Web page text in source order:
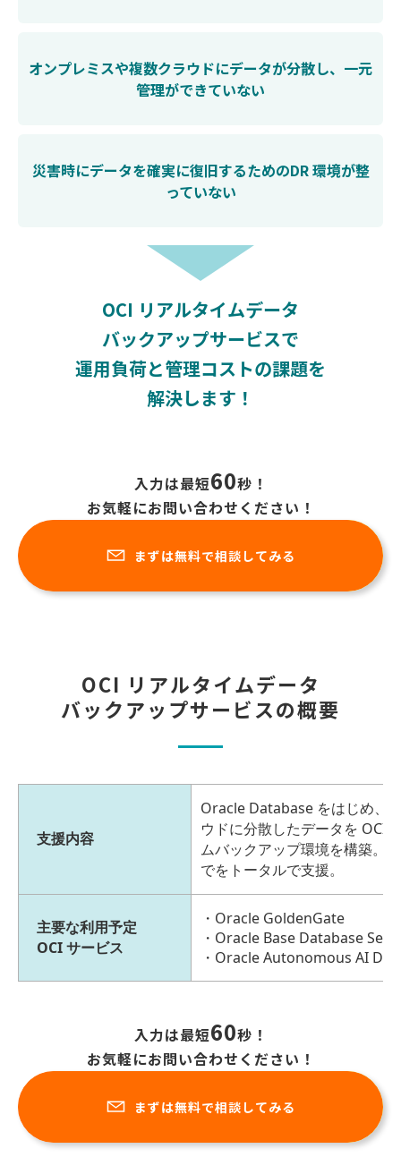
オンプレミスや複数クラウドにデータが分散し、 一元
管理ができていない
災害時にデータを確実に復旧するためのDR 環境が整
っていない
OCI リアルタイムデータ
バックアップサービスで
運用負荷と管理コストの課題を
解決します！
入力は最短60秒！
お気軽にお問い合わせください！
まずは無料で相談してみる
OCI リアルタイムデータ
バックアップサービスの概要
支援内容
Oracle Database をはじめ、
ウドに分散したデータを OCI
ムバックアップ環境を構築。
でをトータルで支援。
主要な利用予定
OCI サービス
Oracle GoldenGate
Oracle Base Database
Oracle Autonomous AI
入力は最短60秒！
お気軽にお問い合わせください！
まずは無料で相談してみる